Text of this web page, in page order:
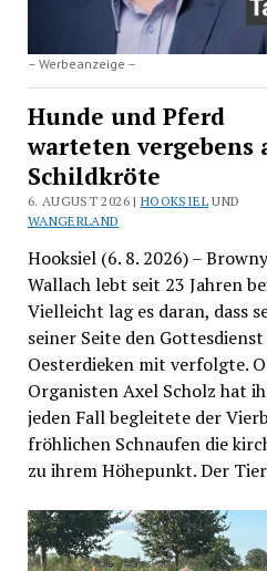
– Werbeanzeige –
Hunde und Pferd
warteten vergebens
Schildkröte
6. AUGUST 2026 |HOOKSIELUND
WANGERLAND
Hooksiel (6. 8. 2026) –
Wallach lebt seit 23 Jahren
Vielleicht lag es daran, dass
seiner Seite den
Oesterdieken mit verfolgte.
Organisten Axel Scholz hat
jeden Fall begleitete der
fröhlichen Schnaufen die
zu ihrem Höhepunkt. Der